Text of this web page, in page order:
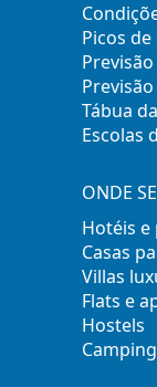
Picos
Tábua
Escolas
ONDE
Hotéis e
Casas
Villas
Flats e
Hostels